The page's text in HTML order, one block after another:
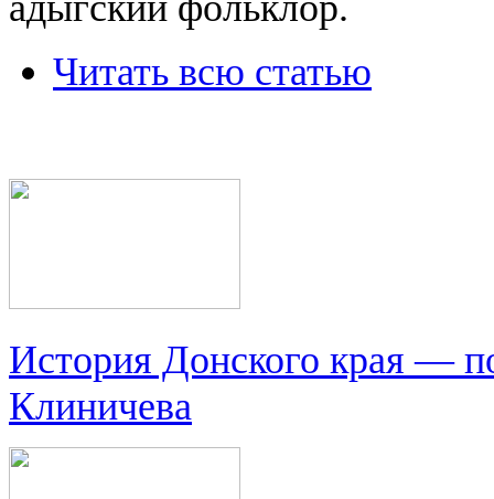
Читать всю статью
История Донского края —
Клиничева